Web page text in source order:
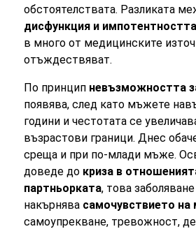
обстоятелствата. Разликата
дисфункция и импотентността
в много от медицинските
отъждествяват.
По принцип невъзможността
появява, след като мъжете
години и честотата се
възрастови граници. Днес
среща и при по-млади мъже.
доведе до криза в
партньорката, това
накърнява самочувствието
самоупрекване, тревожност,